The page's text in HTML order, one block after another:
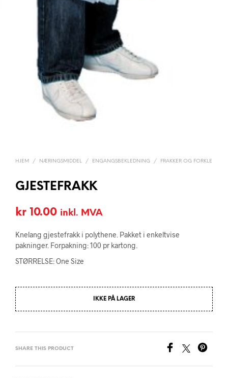
HJEM / NÆRINGSMIDDEL / ENGANGSBEKLEDNING / FRAKKER OG FORKLE
GJESTEFRAKK
kr 10.00 inkl. MVA
Knelang gjestefrakk i polythene. Pakket i enkeltvise
pakninger. Forpakning: 100 pr kartong.
STØRRELSE: One Size
IKKE PÅ LAGER
SHARE THIS PRODUCT